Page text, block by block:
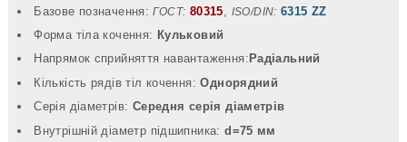
Базове позначення: ГОСТ: 80315 ISO/DIN: 6315 ZZ
Форма тіла кочення: Кульковий
Напрямок сприйняття навантаження: Радіальний
Кількість рядів тіл кочення:Однорядний
Серія діаметрів: Середня серія діаметрів
Внутрішній діаметр підшипника:d=75 мм